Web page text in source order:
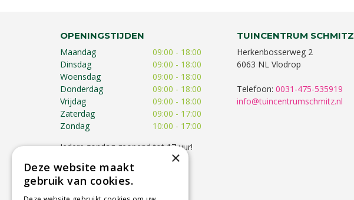
OPENINGSTIJDEN
Maandag
09:00 - 18:00
Dinsdag
09:00 - 18:00
Woensdag
09:00 - 18:00
Donderdag
09:00 - 18:00
Vrijdag
09:00 - 18:00
Zaterdag
09:00 - 17:00
Zondag
10:00 - 17:00
Iedere zondag geopend tot 17 uur!
openingstijden afwijken!
Toon alle openingstijden
TUINCENTRUM SCHMITZ
Herkenbosserweg 2
6063 NL Vlodrop
Telefoon: 0031-475-535919
info@tuincentrumschmitz.nl
×
Deze website maakt
gebruik van cookies.